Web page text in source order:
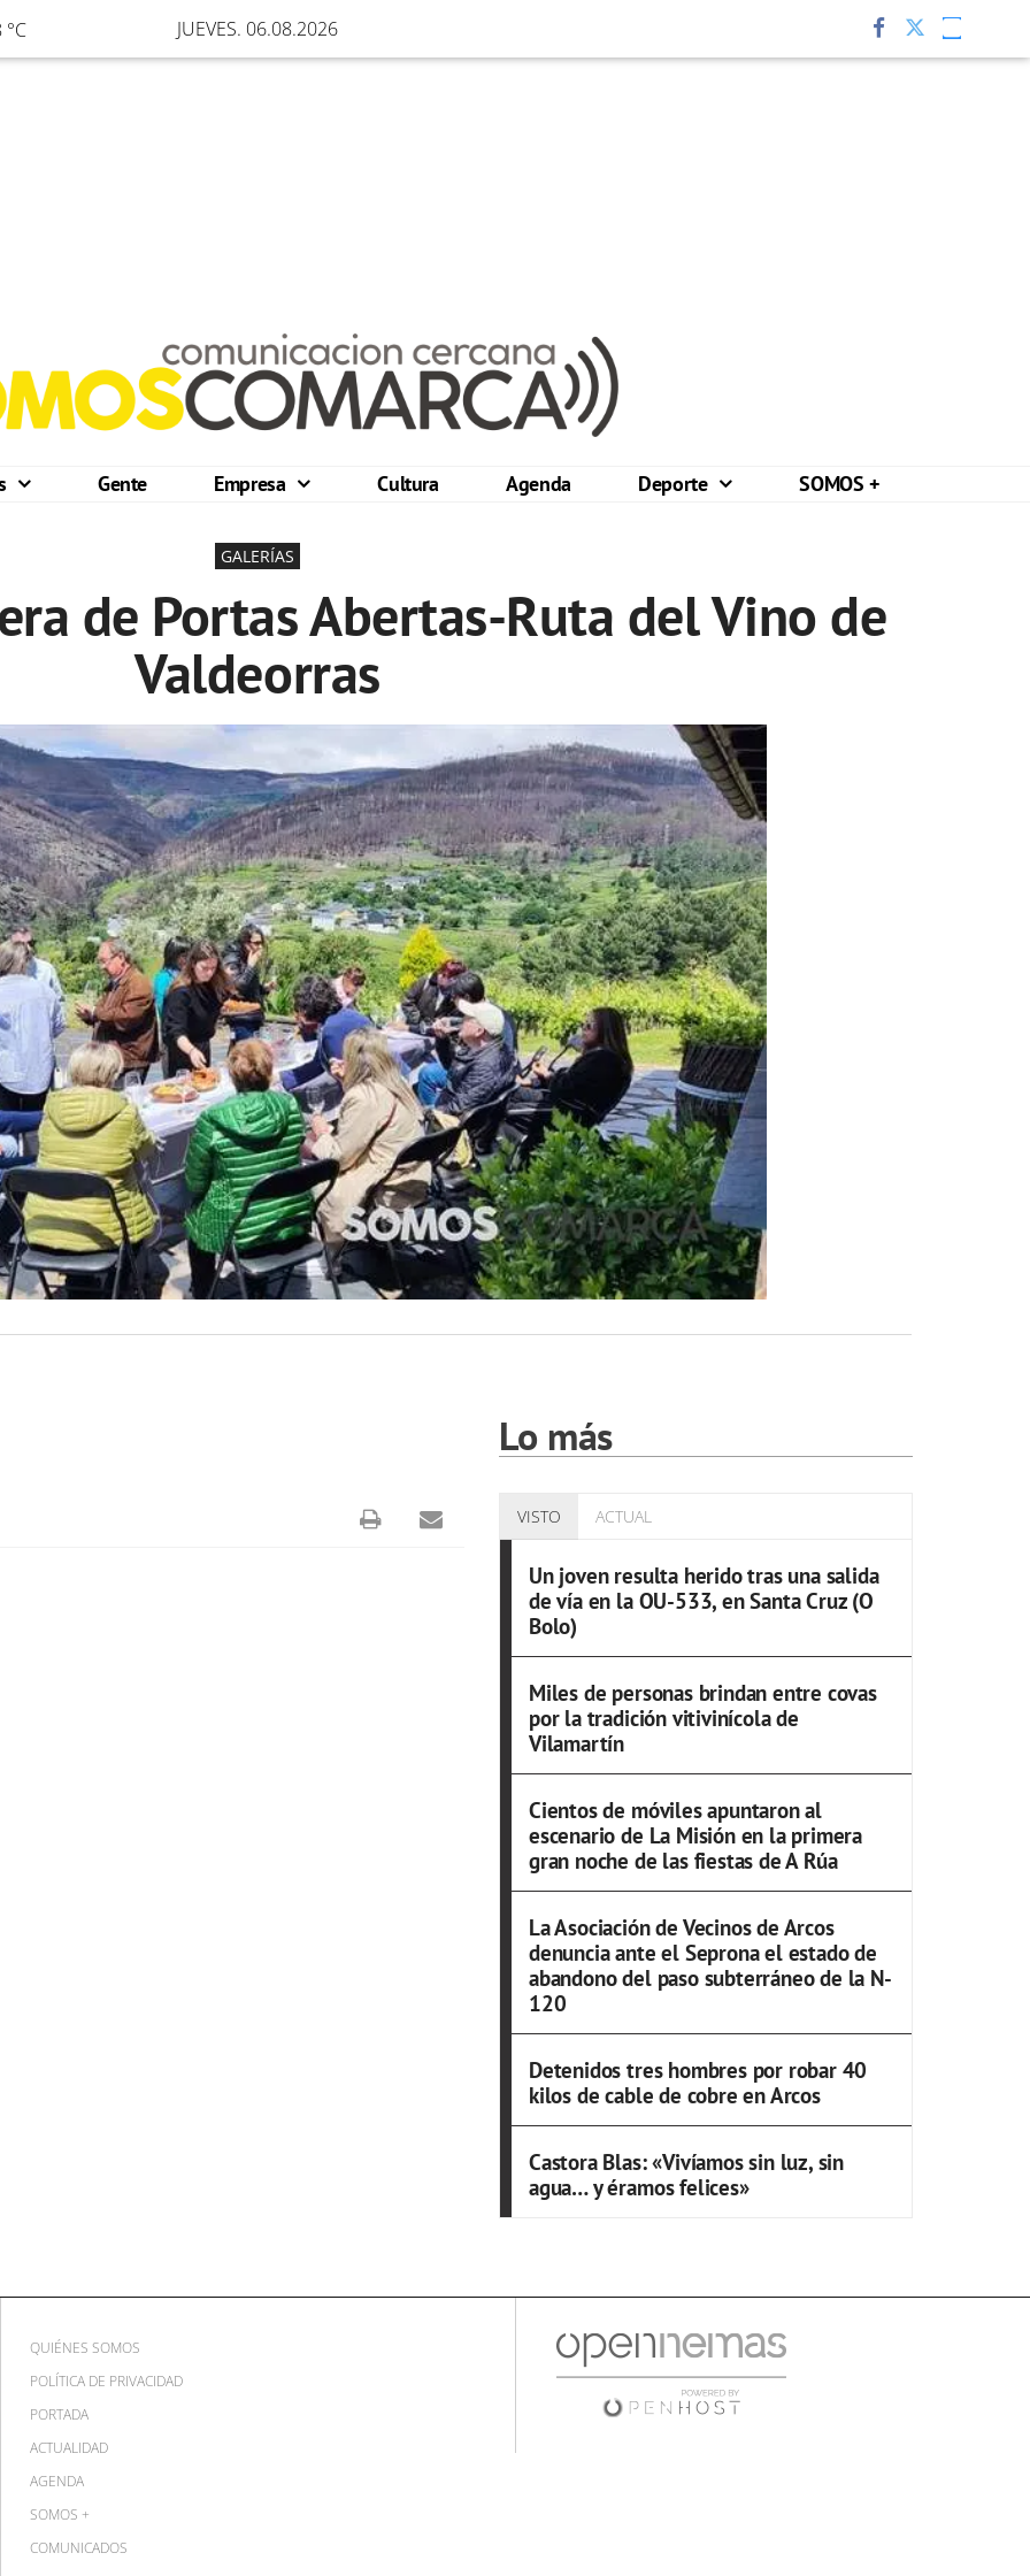
°C JUEVES. 06.08.2026
Gente Empresa Cultura Agenda Deporte SOMOS +
GALERÍAS
de Portas Abertas-Ruta del Vino de
Valdeorras
Lo más
VISTO ACTUAL
Un joven resulta herido tras una salida
de vía en la OU-533, en Santa Cruz (O
Bolo)
Miles de personas brindan entre covas
por la tradición vitivinícola de
Vilamartín
Cientos de móviles apuntaron al
escenario de La Misión en la primera
gran noche de las fiestas de A Rúa
La Asociación de Vecinos de Arcos
denuncia ante el Seprona el estado de
abandono del paso subterráneo de la N-
120
Detenidos tres hombres por robar 40
kilos de cable de cobre en Arcos
Castora Blas: «Vivíamos sin luz, sin
agua… y éramos felices»
QUIÉNES SOMOS
POLÍTICA DE PRIVACIDAD
PORTADA
ACTUALIDAD
AGENDA
SOMOS +
COMUNICADOS